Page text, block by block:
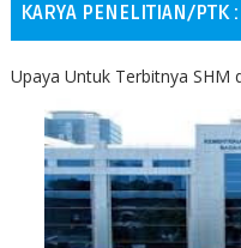
KARYA PENELITIAN/
Upaya Untuk Terbitnya SHM